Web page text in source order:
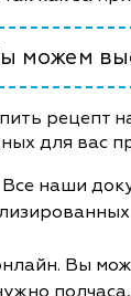
можем
рецепт
для вас
наши
Вы